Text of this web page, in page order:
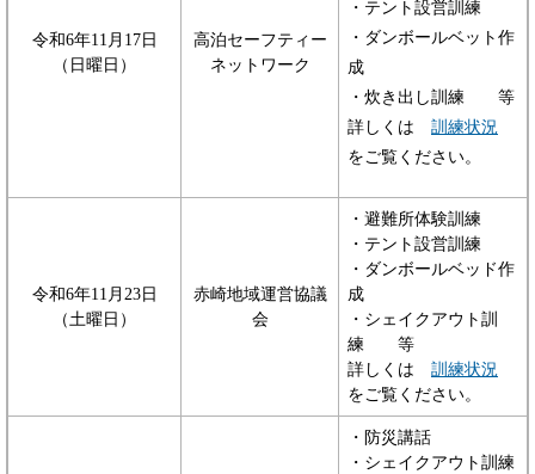
令和6年11月17日
（日曜日）
高泊セーフティー
ネットワーク
・テント設営訓練
・ダンボールベット作
成
・炊き出し訓練 等
詳しくは 訓練状況
をご覧ください。
令和6年11月23日
（土曜日）
赤崎地域運営協議
会
・避難所体験訓練
​・テント設営訓練
・ダンボールベッド作
成
・シェイクアウト訓
練 等
詳しくは 訓練状況
をご覧ください。
・防災講話
・シェイクアウト訓練